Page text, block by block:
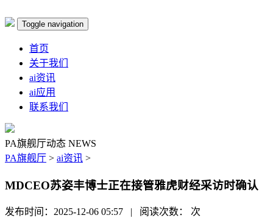
Toggle navigation
首页
关于我们
ai资讯
ai应用
联系我们
PA旗舰厅动态 NEWS
PA旗舰厅 > ai资讯 >
MDCEO苏姿丰博士正在接管雅虎财经采访时确认
发布时间：2025-12-06 05:57 | 阅读次数： 次